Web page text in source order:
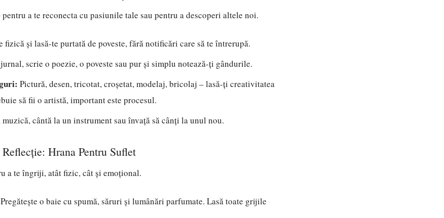
a te reconecta cu pasiunile tale sau pentru a descoperi altele noi.
fizică și lasă-te purtată de poveste, fără notificări care să te întrerupă.
scrie o poezie, o poveste sau pur și simplu notează-ți gândurile.
Pictură, desen, tricotat, croșetat, modelaj, bricolaj – lasă-ți creativitatea
să fii o artistă, important este procesul.
cântă la un instrument sau învață să cânți la unul nou.
Hrana Pentru Suflet
a te îngriji, atât fizic, cât și emoțional.
Pregătește o baie cu spumă, săruri și lumânări parfumate. Lasă toate grijile